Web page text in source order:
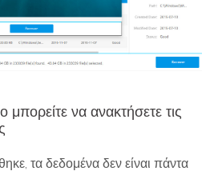
μπορείτε να ανακτήσετε τις
τα δεδομένα δεν είναι πάντα